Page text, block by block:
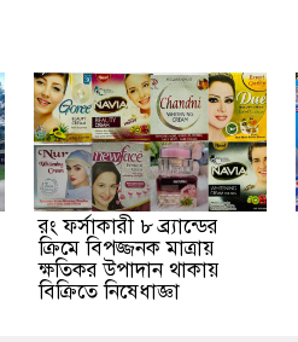
রং ফর্সাকারী ৮ ব্র্যান্ডের
ক্রিমে বিপজ্জনক মাত্রায়
ক্ষতিকর উপাদান থাকায়
বিক্রিতে নিষেধাজ্ঞা